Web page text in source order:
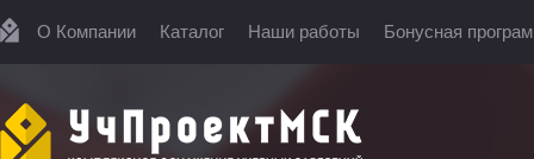
О Компании Каталог Наши работы Бонусная